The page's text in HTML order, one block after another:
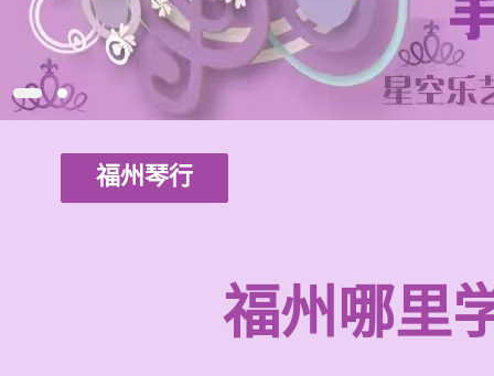
福州琴行
福州哪里